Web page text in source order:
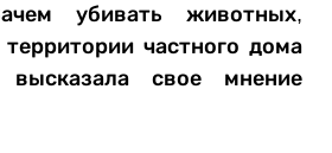
убивать животных,
частного дома
свое мнение